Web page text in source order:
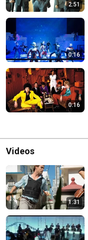
2:51
0:16
0:16
Videos
1:31